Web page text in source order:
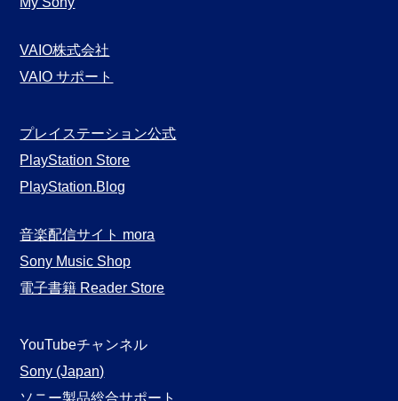
VAIO株式会社
VAIO サポート
プレイステーション公式
PlayStation Store
PlayStation.Blog
音楽配信サイト mora
Sony Music Shop
電子書籍 Reader Store
YouTubeチャンネル
Sony (Japan)